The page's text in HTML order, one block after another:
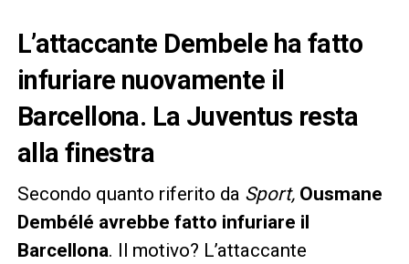
L’attaccante Dembele ha fatto
infuriare nuovamente il
Barcellona. La Juventus resta
alla finestra
Secondo quanto riferito da Sport, Ousmane
Dembélé avrebbe fatto infuriare il
Barcellona. Il motivo? L’attaccante